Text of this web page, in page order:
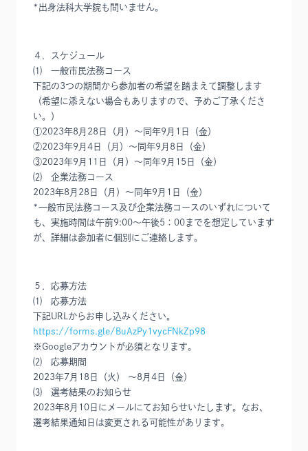
*出身法科大学院も問いません。
４．スケジュール
⑴ 一般市民法務コース
下記の3つの期間から参加者の希望を踏まえて調整します
（希望に添えない場合もありますので、予めご了承くださ
い。）
①2023年8月28日（月）～同年9月1日（金）
②2023年9月4日（月）～同年9月8日（金）
③2023年9月11日（月）～同年9月15日（金）
⑵ 企業法務コース
2023年8月28日（月）～同年9月1日（金）
*一般市民法務コース及び企業法務コースのいずれについて
も、実施時間は午前9:00～午後5：00までを想定しています
が、詳細は参加者に個別にご連絡します。
５．応募方法
⑴ 応募方法
下記URLからお申し込みください。
https://forms.gle/BuAzPy1vycFNkZp98
※Googleアカウントが必須となります。
⑵ 応募期間
2023年7月18日（火） ～8月4日（金）
⑶ 選考結果のお知らせ
2023年8月10日にメールにてお知らせいたします。なお、
選考結果通知日は変更される可能性があります。